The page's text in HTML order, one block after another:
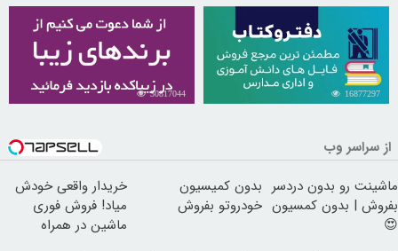
16877297
30817044
از سراسر وب
ماشینت رو بدون دردسر
بفروش | بدون کمسیون
😍
بدون کمیسیون
خودروتو بفروش
خریدار واقعی خودش
میاد! فروش فوری
ماشین در همراه